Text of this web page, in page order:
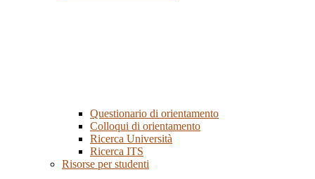
Questionario di orientamento
Colloqui di orientamento
Ricerca Università
Ricerca ITS
Risorse per studenti